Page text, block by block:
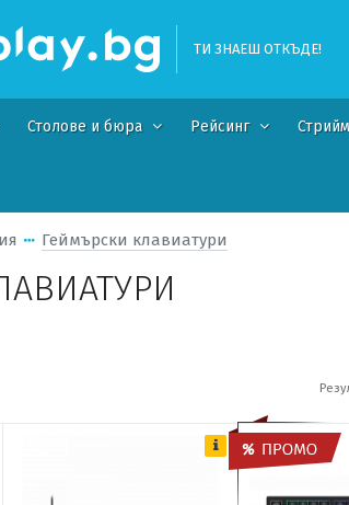
ТИ ЗНАЕШ ОТКЪДЕ!
Столове и бюра Рейсинг
Геймърски клавиатури